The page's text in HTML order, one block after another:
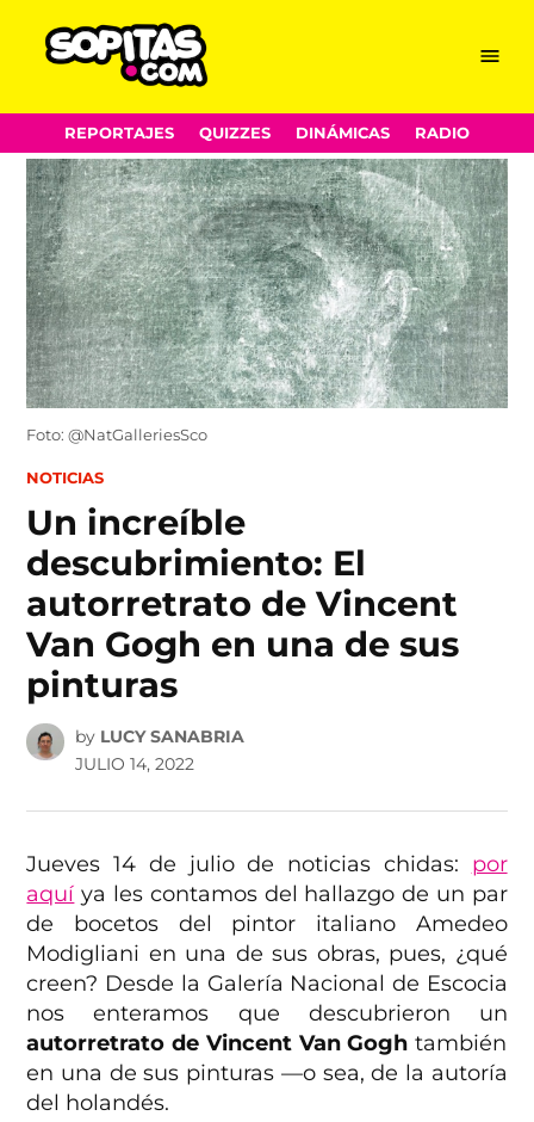
Skip
to
content
Menu
REPORTAJES QUIZZES DINÁMICAS RADIO
Foto: @NatGalleriesSco
POSTED
NOTICIAS
Un increíble
descubrimiento: El
autorretrato de Vincent
Van Gogh en una de sus
pinturas
by LUCY SANABRIA
JULIO 14, 2022
Jueves 14 de julio de noticias chidas: por
aquí ya les contamos del hallazgo de un par
de bocetos del pintor italiano Amedeo
Modigliani en una de sus obras, pues, ¿qué
creen? Desde la Galería Nacional de Escocia
nos enteramos que descubrieron un
autorretrato de Vincent Van Gogh también
en una de sus pinturas —o sea, de la autoría
del holandés.